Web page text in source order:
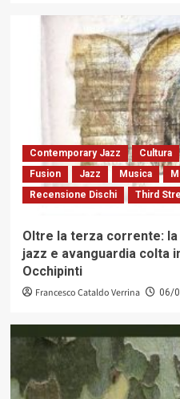
Contemporary Jazz Cultura
Fusion
Jazz Musica
Recensione Dischi
Third
Oltre la terza corrente:
jazz e avanguardia colta
Occhipinti
Francesco Cataldo Verrina 06/